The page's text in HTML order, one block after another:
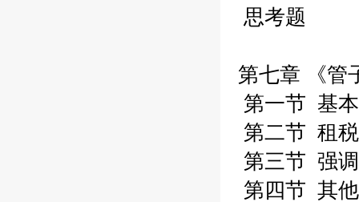
思考题
第七章 《管
第一节 基
第二节 租
第三节 强
第四节 其